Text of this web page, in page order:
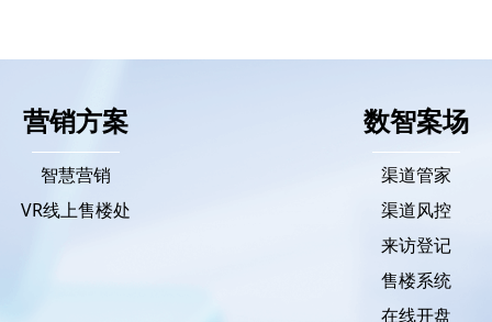
营销方案
智慧营销
VR线上售楼处
数智案场
渠道管家
渠道风控
来访登记
售楼系统
在线开盘